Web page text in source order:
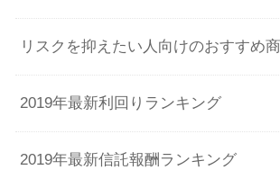
リスクを抑えたい人向けのおすすめ
2019年最新利回りランキング
2019年最新信託報酬ランキング